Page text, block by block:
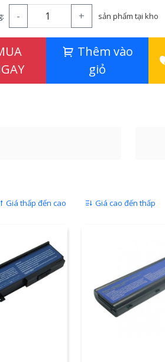
- + sản phẩm tại kho
Thêm vào
giỏ
Giá thấp đến cao Giá cao đến thấp